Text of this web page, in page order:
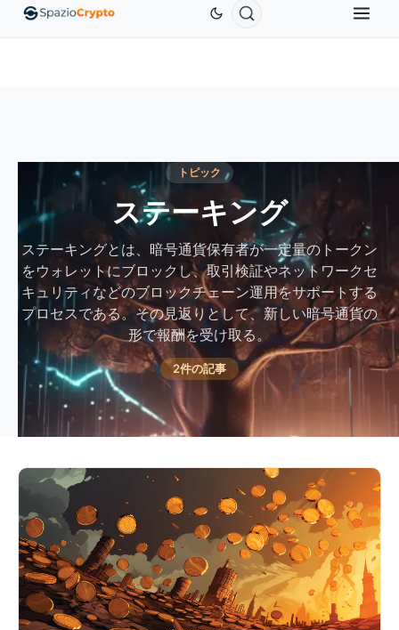
↑1.10% EthereumETH$1,880.58 TetherUSDT BNB
トピック
ステーキング
ステーキングとは、暗号通貨保有者が一定量のトークン
をウォレットにブロックし、取引検証やネットワークセ
キュリティなどのブロックチェーン運用をサポートする
プロセスである。その見返りとして、新しい暗号通貨の
形で報酬を受け取る。
2件の記事